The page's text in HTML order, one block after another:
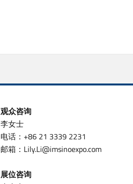
观众咨询
李女士
电话：+86 21 3339 2231
邮箱：Lily.Li@imsinoexpo.com
展位咨询